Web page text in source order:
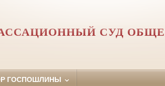
СУД
ГОСПОШЛИНЫ